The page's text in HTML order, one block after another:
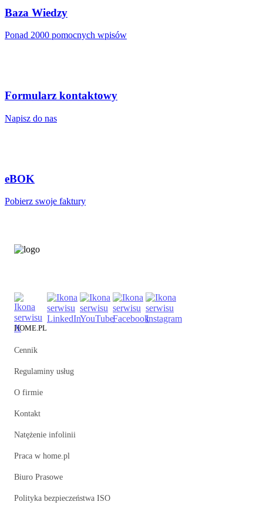
Baza Wiedzy
Ponad 2000 pomocnych wpisów
Formularz kontaktowy
Napisz do nas
eBOK
Pobierz swoje faktury
HOME.PL
Cennik
Regulaminy usług
O firmie
Kontakt
Natężenie infolinii
Praca w home.pl
Biuro Prasowe
Polityka bezpieczeństwa ISO